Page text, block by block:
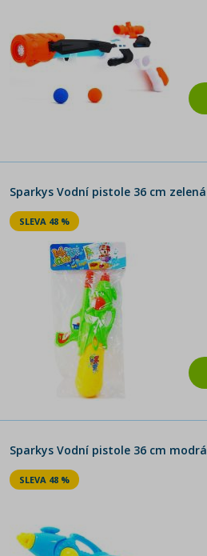
Sparkys Vodní pistole 36 cm zelená
SLEVA 48 %
Sparkys Vodní pistole 36 cm modrá
SLEVA 48 %